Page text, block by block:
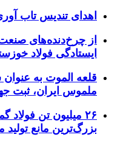
اهدای تندیس تاب
ایستادگی فولاد
قلعه الموت به
ملموس ایران، ثبت
۲۶ میلیون تن
بزرگ‌ترین مانع